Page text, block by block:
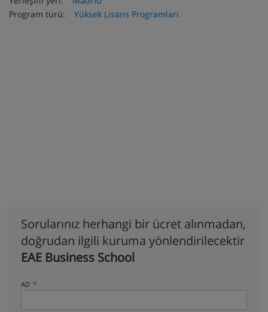
Program türü:
Yüksek Lisans Programları
Sorularınız herhangi bir ücret alınmadan,
doğrudan ilgili kuruma yönlendirilecektir
EAE Business School
AD